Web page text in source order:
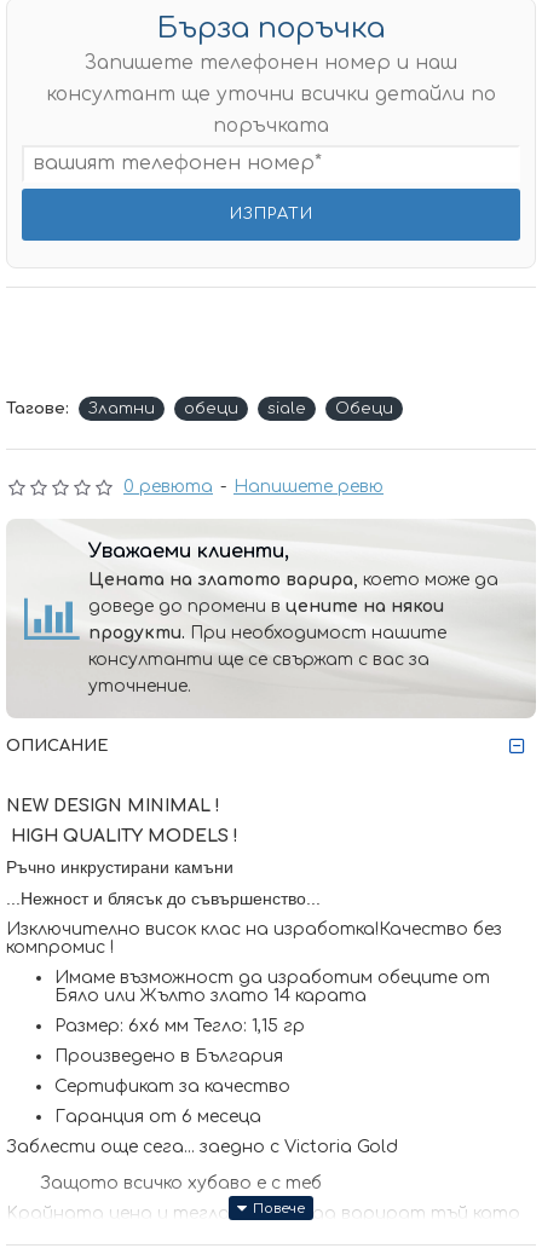
0 ревюта - Напишете ревю
Бърза поръчка
Запишете телефонен номер и наш
консултант ще уточни всички детайли по
поръчката
Тагове: Златни обеци siale Обеци
Уважаеми клиенти,
Цената на златото варира, което може да
доведе до промени в цените на някои
продукти. При необходимост нашите
консултанти ще се свържат с вас за
уточнение.
ОПИСАНИЕ
NEW DESIGN MINIMAL !
HIGH QUALITY MODELS !
Ръчно инкрустирани камъни
...Нежност и блясък до съвършенство...
Изключително висок клас на изработка!Качество без
компромис !
Имаме възможност да изработим обеците от
Бяло или Жълто злато 14 карата
Размер: 6x6 мм Тегло: 1,15 гр
Произведено в България
Сертификат за качество
Гаранция от 6 месеца
Заблести още сега... заедно с Victoria Gold
Защото всичко хубаво е с теб
Kрайната цена и теглото може да варират тъй като
размера на изделието. При онлайн поръчка, ще се